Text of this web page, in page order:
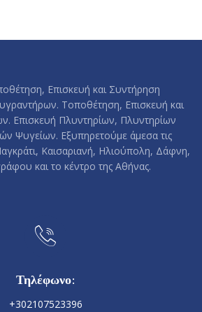
Επισκευή και Συντήρηση
Τοποθέτηση, Επισκευή και
Επισκευή Πλυντηρίων, Πλυντηρίων
Ψυγείων. Εξυπηρετούμε άμεσα τις
Καισαριανή, Ηλιούπολη, Δάφνη,
και το κέντρο της Αθήνας.
Τηλέφωνο:
+302107523396